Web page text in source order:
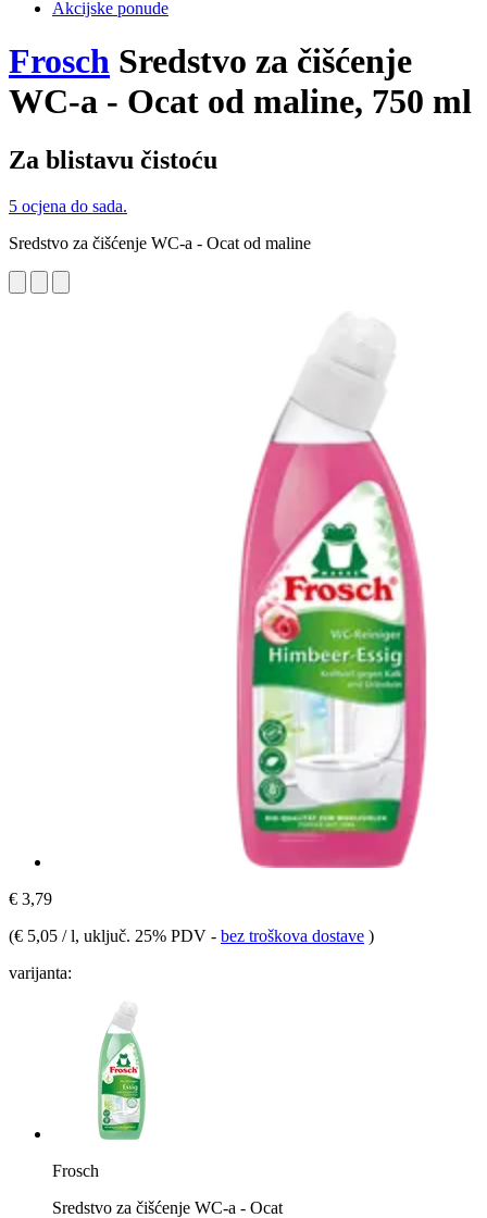
Akcijske ponude
Frosch Sredstvo za čišćenje
WC-a - Ocat od maline, 750 ml
Za blistavu čistoću
5 ocjena do sada.
Sredstvo za čišćenje WC-a - Ocat od maline
€ 3,79
(€ 5,05 / l, uključ. 25% PDV - bez troškova dostave )
varijanta:
Frosch
Sredstvo za čišćenje WC-a - Ocat